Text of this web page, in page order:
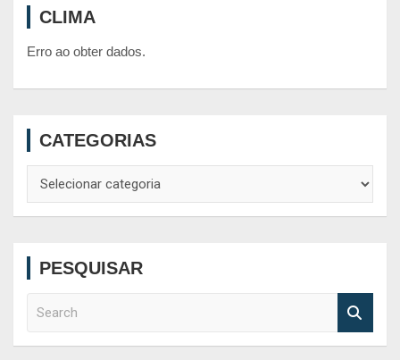
CLIMA
Erro ao obter dados.
CATEGORIAS
PESQUISAR